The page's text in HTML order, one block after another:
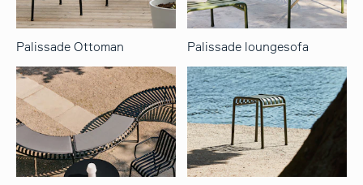
Palissade Ottoman Palissade loungesofa